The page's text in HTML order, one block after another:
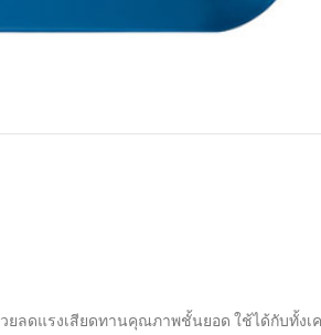
ลดแรงเสียดทานคุณภาพชั้นยอด ใช้ได้กับทั้งเ